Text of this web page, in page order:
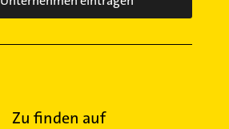
Zu finden auf